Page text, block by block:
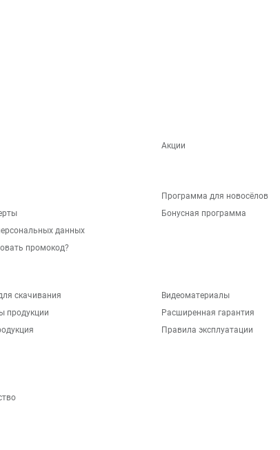
Акции
данных
промокод?
Программа для новосёлов
Бонусная программа
скачивания
продукции
Видеоматериалы
Расширенная гарантия
Правила эксплуатации